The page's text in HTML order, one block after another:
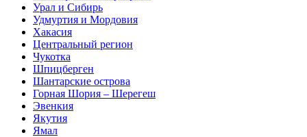
Урал и Сибирь
Удмуртия и Мордовия
Хакасия
Центральный регион
Чукотка
Шпицберген
Шантарские острова
Горная Шория – Шерегеш
Эвенкия
Якутия
Ямал